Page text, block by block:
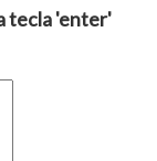
tecla 'enter'